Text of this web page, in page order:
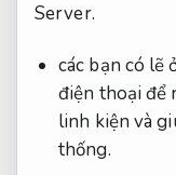
Server.
các bạn có lẽ
điện thoại để
linh kiện và
thống.